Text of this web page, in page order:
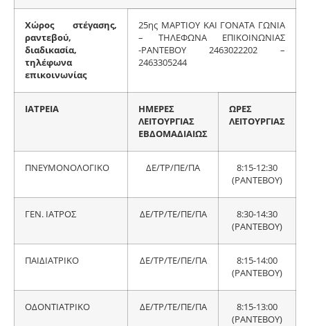
Χώρος στέγασης,
ραντεβού,
διαδικασία,
τηλέφωνα
επικοινωνίας
25ης ΜΑΡΤΙΟΥ ΚΑΙ ΓΟΝΑΤΑ ΓΩΝΙΑ
– ΤΗΛΕΦΩΝΑ ΕΠΙΚΟΙΝΩΝΙΑΣ
-ΡΑΝΤΕΒΟΥ 2463022202 –
2463305244
ΙΑΤΡΕΙΑ
ΗΜΕΡΕΣ
ΛΕΙΤΟΥΡΓΙΑΣ
ΕΒΔΟΜΑΔΙΑΙΩΣ
ΩΡΕΣ
ΛΕΙΤΟΥΡΓΙΑΣ
ΠΝΕΥΜΟΝΟΛΟΓΙΚΟ ΔΕ/ΤΡ/ΠΕ/ΠΑ
8:15-12:30
(ΡΑΝΤΕΒΟΥ)
ΓΕΝ. ΙΑΤΡΟΣ ΔΕ/ΤΡ/ΤΕ/ΠΕ/ΠΑ
8:30-14:30
(ΡΑΝΤΕΒΟΥ)
ΠΑΙΔΙΑΤΡΙΚΟ ΔΕ/ΤΡ/ΤΕ/ΠΕ/ΠΑ
8:15-14:00
(ΡΑΝΤΕΒΟΥ)
ΟΔΟΝΤΙΑΤΡΙΚΟ ΔΕ/ΤΡ/ΤΕ/ΠΕ/ΠΑ
8:15-13:00
(ΡΑΝΤΕΒΟΥ)